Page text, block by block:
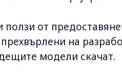
от
на
модели скачат.